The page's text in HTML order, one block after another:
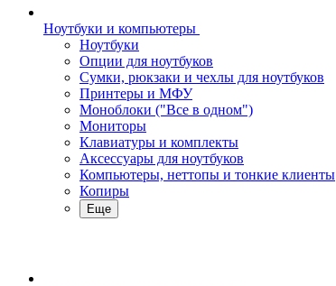
Ноутбуки и компьютеры
Ноутбуки
Опции для ноутбуков
Сумки, рюкзаки и чехлы для ноутбуков
Принтеры и МФУ
Моноблоки ("Все в одном")
Мониторы
Клавиатуры и комплекты
Аксессуары для ноутбуков
Компьютеры, неттопы и тонкие клиенты
Копиры
Еще